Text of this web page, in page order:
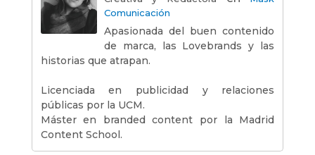
Comunicación
Apasionada del buen contenido
de marca, las Lovebrands y las
historias que atrapan.
Licenciada en publicidad y relaciones
públicas por la UCM.
Máster en branded content por la Madrid
Content School.